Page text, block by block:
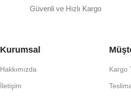
Güvenli ve Hızlı Kargo
Kurumsal
Hakkımızda
İletişim
Kargo